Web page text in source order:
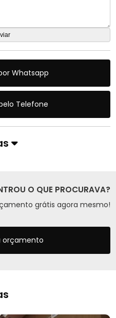
Whatsapp
Telefone
O QUE PROCURAVA?
grátis agora mesmo!
orçamento